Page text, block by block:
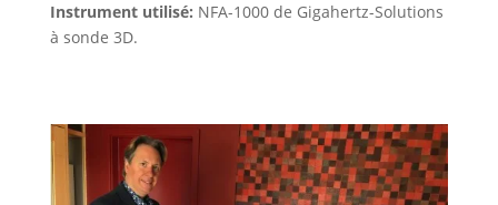
Instrument utilisé: NFA-1000 de Gigahertz-Solutions
à sonde 3D.